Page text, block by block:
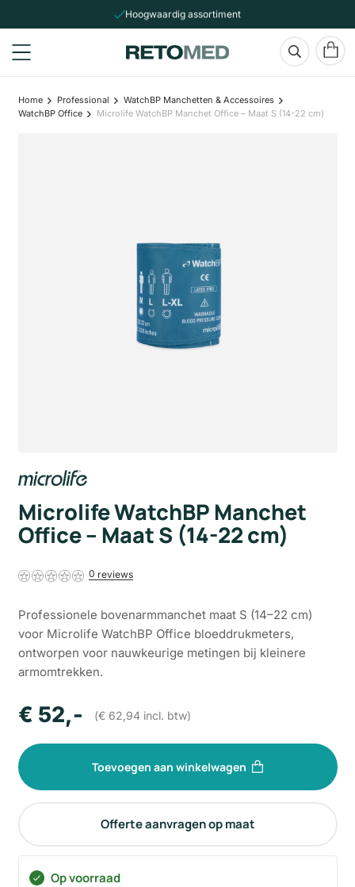
Hoogwaardig assortiment
Home Professional
WatchBP Manchetten & Accessoires
WatchBP Office
Microlife WatchBP Manchet Office – Maat S (14-22 cm)
Microlife WatchBP Manchet
Office – Maat S (14-22 cm)
0
Professionele bovenarmmanchet maat S (14–22 cm)
voor Microlife WatchBP Office bloeddrukmeters,
ontworpen voor nauwkeurige metingen bij kleinere
armomtrekken.
€ 52,- (€62,94incl. btw)
Toevoegen aan winkelwagen
Offerte aanvragen op maat
Op voorraad